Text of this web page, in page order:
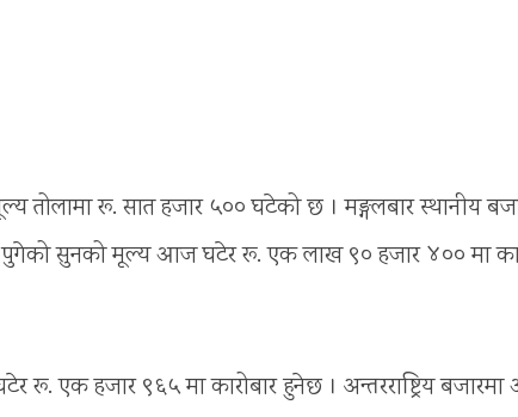
तोलामा रू. सात हजार ५०० घटेको छ । मङ्गलबार स्थानीय
पुगेको सुनको मूल्य आज घटेर रू. एक लाख ९० हजार ४०० मा
रू. एक हजार ९६५ मा कारोबार हुनेछ । अन्तरराष्ट्रिय